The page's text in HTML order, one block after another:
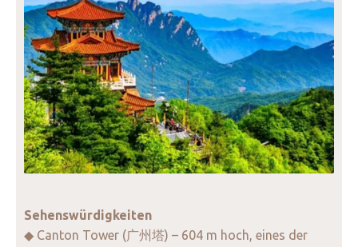
Sehenswürdigkeiten
◆ Canton Tower (广州塔) – 604 m hoch, eines der